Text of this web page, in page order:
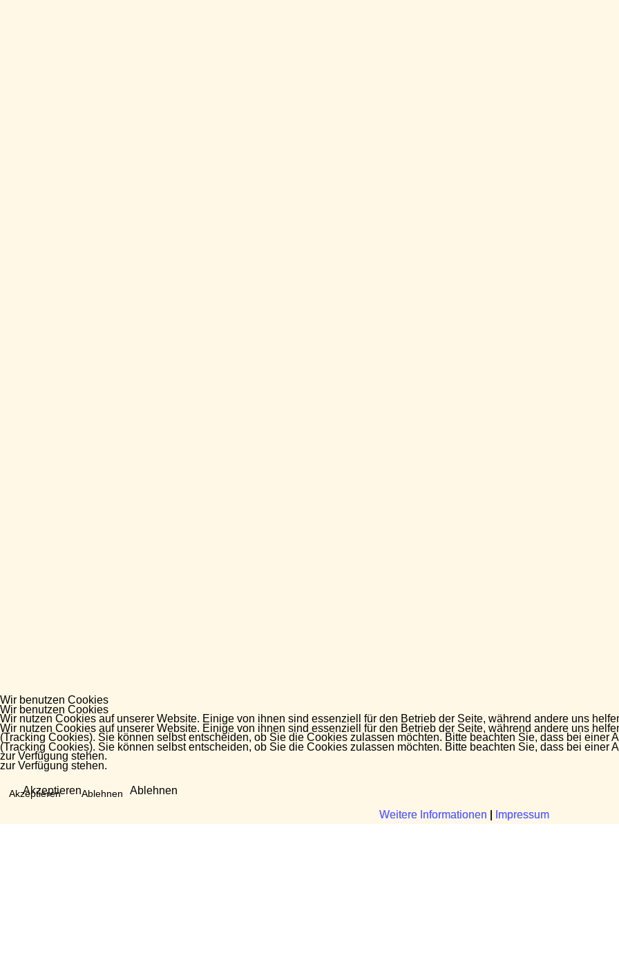
Wir benutzen Cookies
Wir nutzen Cookies auf unserer Website. Einige von ihnen sind essenziell für den Betrieb der Seite, während andere uns
(Tracking Cookies). Sie können selbst entscheiden, ob Sie die Cookies zulassen möchten. Bitte beachten Sie, dass bei
zur Verfügung stehen.
Akzeptieren Ablehnen
Weitere Informationen Impressum
Wir benutzen Cookies
Wir nutzen Cookies auf unserer Website. Einige von ihnen sind essenziell für den Betrieb der Seite, während andere uns
(Tracking Cookies). Sie können selbst entscheiden, ob Sie die Cookies zulassen möchten. Bitte beachten Sie, dass bei
zur Verfügung stehen.
Akzeptieren Ablehnen
Weitere Informationen Impressum